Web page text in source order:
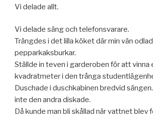
Vi delade allt.
Vi delade säng och telefonsvarare.
Trängdes i det lilla köket där min vän
pepparkaksburkar.
Ställde in teven i garderoben för att vinna
kvadratmeter i den trånga
Duschade i duschkabinen bredvid
inte den andra diskade.
Då kunde man bli skållad när vattnet blev